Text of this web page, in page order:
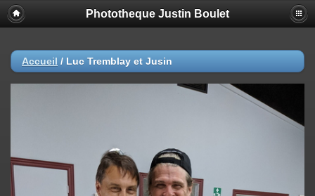
Phototheque Justin Boulet
Accueil / Luc Tremblay et Jusin